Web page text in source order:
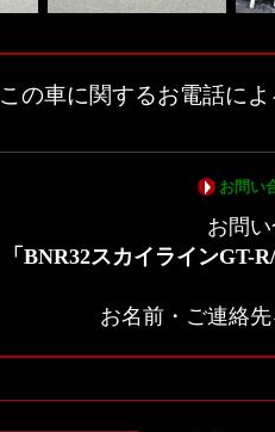
この車に関するお電話に
お問い
お問
「BNR32スカイラインGT-
お名前・ご連絡